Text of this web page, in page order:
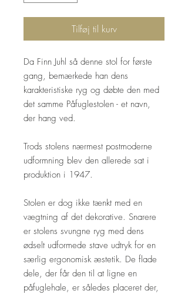
Tilføj til kurv
Da Finn Juhl så denne stol for første
gang, bemærkede han dens
karakteristiske ryg og døbte den med
det samme Påfuglestolen - et navn,
der hang ved.
Trods stolens nærmest postmoderne
udformning blev den allerede sat i
produktion i 1947.
Stolen er dog ikke tænkt med en
vægtning af det dekorative. Snarere
er stolens svungne ryg med dens
ødselt udformede stave udtryk for en
særlig ergonomisk æstetik. De flade
dele, der får den til at ligne en
påfuglehale, er således placeret der,